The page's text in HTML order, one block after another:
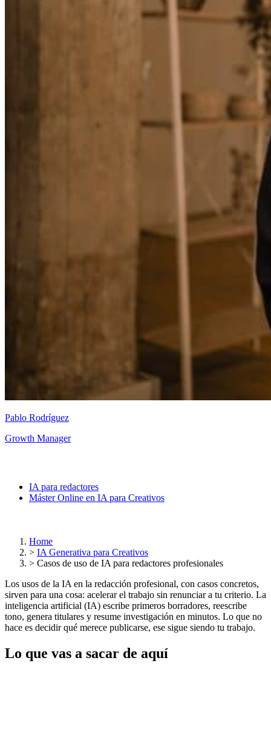
Pablo Rodríguez
Growth Manager
IA para redactores
Máster Online en IA para Creativos
Home
> IA Generativa para Creativos
> Casos de uso de IA para redactores profesionales
Los usos de la IA en la redacción profesional, con casos concretos,
sirven para una cosa: acelerar el trabajo sin renunciar a tu criterio. La
inteligencia artificial (IA) escribe primeros borradores, reescribe
tono, genera titulares y resume investigación en minutos. Lo que no
hace es decidir qué merece publicarse, ese sigue siendo tu trabajo.
Lo que vas a sacar de aquí